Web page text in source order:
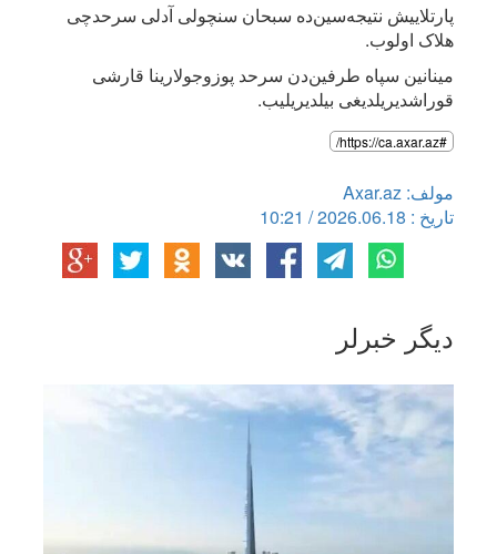
پارتلاییش نتیجه‌سین‌ده سبحان سنچولی آدلی سرحدچی
هلاک اولوب.
مینانین سپاه طرفین‌دن سرحد پوزوجولارینا قارشی
قوراشدیریلدیغی بیلدیریلیب.
#https://ca.axar.az/
مولف: Axar.az
تاریخ : 2026.06.18 / 10:21
دیگر خبرلر